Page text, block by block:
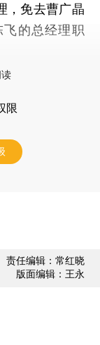
，免去曹广晶
的总经理职
限
责任编辑：常红晓
版面编辑：王永